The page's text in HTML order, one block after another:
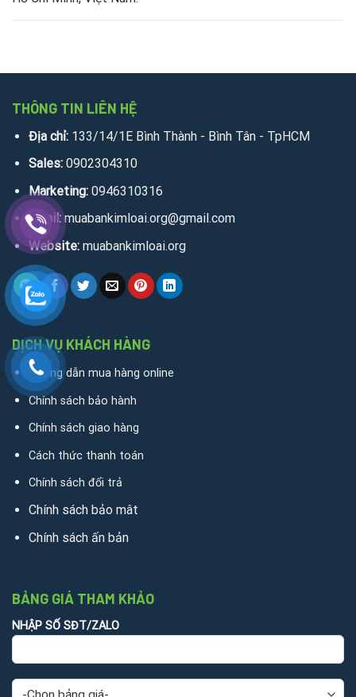
THÔNG TIN LIÊN HỆ
Địa chỉ:133/14/1E Bình Thành - Bình Tân - TpHCM
Sales: 0902304310
Marketing: 0946310316
Email: muabankimloai.org@gmail.com
Website: muabankimloai.org
DỊCH VỤ KHÁCH HÀNG
Hướng dẫn mua hàng online
Chính sách bảo hành
Chính sách giao hàng
Cách thức thanh toán
Chính sách đổi trả
Chính sách bảo mât
Chính sách ấn bản
BẢNG GIÁ THAM KHẢO
NHẬP SỐ SĐT/ZALO